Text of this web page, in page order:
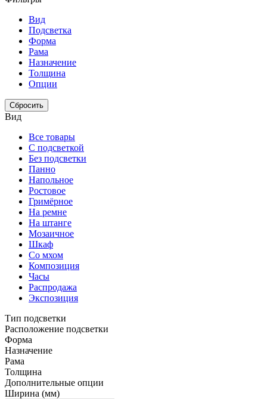
Вид
Подсветка
Форма
Рама
Назначение
Толщина
Опции
Сбросить
Вид
Все товары
С подсветкой
Без подсветки
Панно
Напольное
Ростовое
Гримёрное
На ремне
На штанге
Мозаичное
Шкаф
Со мхом
Композиция
Часы
Распродажа
Экспозиция
Тип подсветки
Расположение подсветки
Форма
Назначение
Рама
Толщина
Дополнительные опции
Ширина (мм)